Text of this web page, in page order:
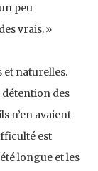
peu
vrais. »
et naturelles.
des
n’en avaient
est
longue et les